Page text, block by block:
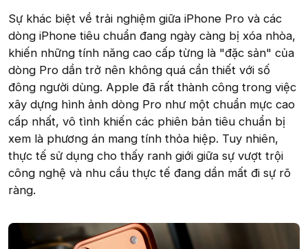
Sự khác biệt về trải nghiệm giữa iPhone Pro và các
dòng iPhone tiêu chuẩn đang ngày càng bị xóa nhòa,
khiến những tính năng cao cấp từng là "đặc sản" của
dòng Pro dần trở nên không quá cần thiết với số
đông người dùng. Apple đã rất thành công trong việc
xây dựng hình ảnh dòng Pro như một chuẩn mực cao
cấp nhất, vô tình khiến các phiên bản tiêu chuẩn bị
xem là phương án mang tính thỏa hiệp. Tuy nhiên,
thực tế sử dụng cho thấy ranh giới giữa sự vượt trội
công nghệ và nhu cầu thực tế đang dần mất đi sự rõ
ràng.